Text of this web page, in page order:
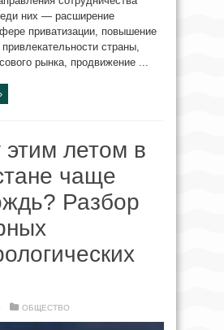
них — расширение
приватизации, повышение
страны,
рынка, продвижение ...
летом в
чаще
Разбор
ОБЩЕСТВО